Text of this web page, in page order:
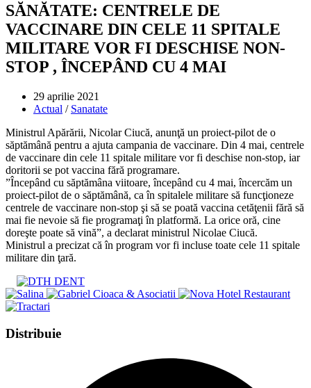
SĂNĂTATE: CENTRELE DE
VACCINARE DIN CELE 11 SPITALE
MILITARE VOR FI DESCHISE NON-
STOP , ÎNCEPÂND CU 4 MAI
Post
published:
29 aprilie 2021
Post
Actual / Sanatate
Ministrul Apărării, Nicolar Ciucă, anunţă un proiect-pilot de o
săptămână pentru a ajuta campania de vaccinare. Din 4 mai, centrele
de vaccinare din cele 11 spitale militare vor fi deschise non-stop, iar
doritorii se pot vaccina fără programare.
”Începând cu săptămâna viitoare, începând cu 4 mai, încercăm un
proiect-pilot de o săptămână, ca în spitalele militare să funcţioneze
centrele de vaccinare non-stop şi să se poată vaccina cetăţenii fără să
mai fie nevoie să fie programaţi în platformă. La orice oră, cine
doreşte poate să vină”, a declarat ministrul Nicolae Ciucă.
Ministrul a precizat că în program vor fi incluse toate cele 11 spitale
militare din ţară.
DistribuieShare